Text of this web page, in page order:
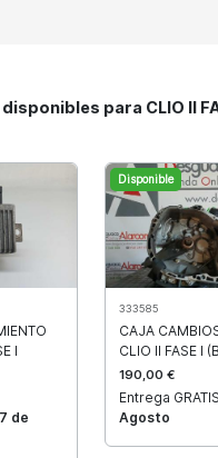
para CLIO II
I
de
Disponible
333585
CAJA
CLIO II FASE I
190,00 €
Entrega
Agosto